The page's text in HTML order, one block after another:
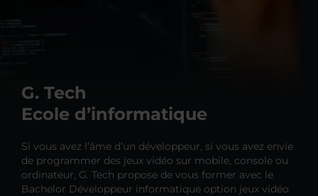
G. Tech
Ecole d’informatique
Si vous avez l’âme d’un développeur, si vous avez envie
de programmer des jeux vidéo sur mobile, console ou
ordinateur, G. Tech propose de vous former avec le
Bachelor Développeur informatique option jeux vidéo